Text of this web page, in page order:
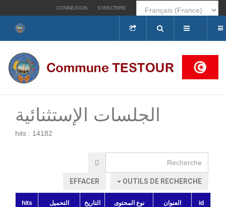
CONNEXION S’INSCRIRE
Rechercher
الجلسات الإستثنائية
hits : 14182
OUTILS DE RECHERCHE
EFFACER
id العنوان نوع المحتوى التاريخ التحميل hits